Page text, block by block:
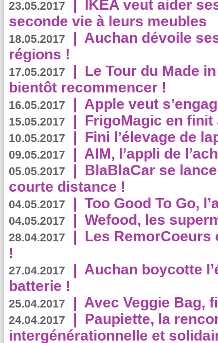
23.05.2017 | IKEA veut aider
seconde vie à leurs meubles
18.05.2017 | Auchan dévoile
régions !
17.05.2017 | Le Tour du Made
bientôt recommencer !
16.05.2017 | Apple veut
15.05.2017 | FrigoMagic en
10.05.2017 | Fini l’élevage de
09.05.2017 | AIM, l’appli de
05.05.2017 | BlaBlaCar se
courte distance !
04.05.2017 | Too Good To Go,
04.05.2017 | Wefood, les
28.04.2017 | Les RemorCoeurs
!
27.04.2017 | Auchan boycotte
batterie !
25.04.2017 | Avec Veggie Bag,
24.04.2017 | Paupiette, la
intergénérationnelle et